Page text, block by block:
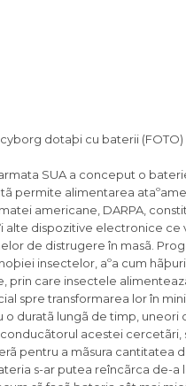
SUA a conceput o
permite alimentarea
americane, DARPA,
alte dispozitive electronice
de distrugere în masã.
insectelor, aºa cum
prin care insectele
spre transformarea lor în
duratã lungã de timp,
acestei
pentru a mãsura cantitatea
s-ar putea reîncãrca de-a